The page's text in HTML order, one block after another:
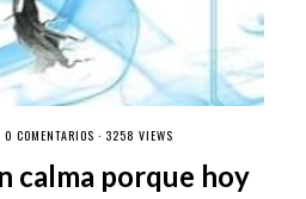
0 COMENTARIOS · 3258 VIEWS
calma porque hoy